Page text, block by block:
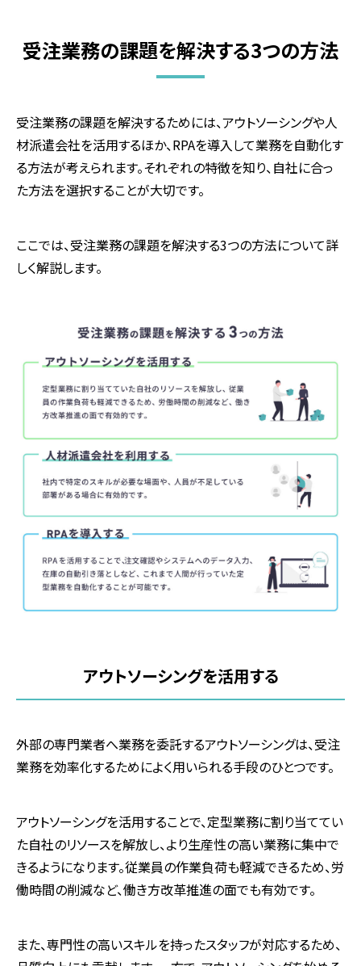
受注業務の課題を解決する3つの方法
受注業務の課題を解決するためには、アウトソーシングや人
材派遣会社を活用するほか、RPAを導入して業務を自動化す
る方法が考えられます。それぞれの特徴を知り、自社に合っ
た方法を選択することが大切です。
ここでは、受注業務の課題を解決する3つの方法について詳
しく解説します。
アウトソーシングを活用する
外部の専門業者へ業務を委託するアウトソーシングは、受注
業務を効率化するためによく用いられる手段のひとつです。
アウトソーシングを活用することで、定型業務に割り当ててい
た自社のリソースを解放し、より生産性の高い業務に集中で
きるようになります。従業員の作業負荷も軽減できるため、労
働時間の削減など、働き方改革推進の面でも有効です。
また、専門性の高いスキルを持ったスタッフが対応するため、